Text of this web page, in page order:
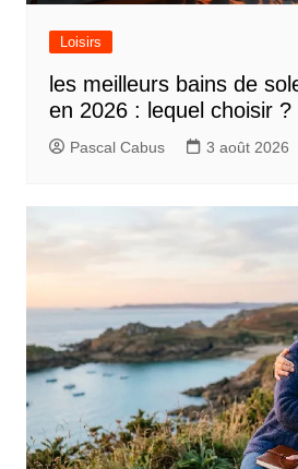
Loisirs
les meilleurs bains de
en 2026 : lequel choisir ?
Pascal Cabus 3 août 2026